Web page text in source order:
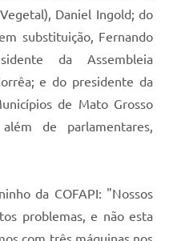
Daniel Ingold; do
substituição, Fernando
da Assembleia
e do presidente da
de Mato Grosso
de parlamentares,
da COFAPI: "Nossos
problemas, e não esta